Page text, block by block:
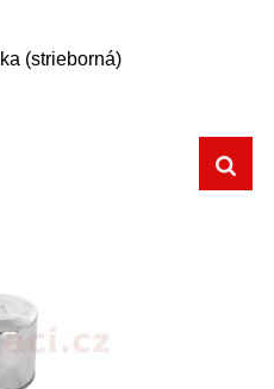
(strieborná)